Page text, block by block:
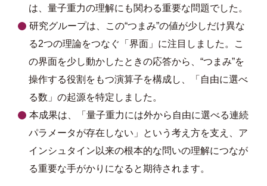
は、量子重力の理解にも関わる重要な問題でした。
研究グループは、この“つまみ”の値が少しだけ異な
る2つの理論をつなぐ「界面」に注目しました。こ
の界面を少し動かしたときの応答から、“つまみ”を
操作する役割をもつ演算子を構成し、「自由に選べ
る数」の起源を特定しました。
本成果は、「量子重力には外から自由に選べる連続
パラメータが存在しない」という考え方を支え、ア
インシュタイン以来の根本的な問いの理解につなが
る重要な手がかりになると期待されます。